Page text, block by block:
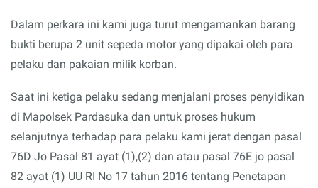
Dalam perkara ini kami juga turut mengamankan barang
bukti berupa 2 unit sepeda motor yang dipakai oleh para
pelaku dan pakaian milik korban.
Saat ini ketiga pelaku sedang menjalani proses penyidikan
di Mapolsek Pardasuka dan untuk proses hukum
selanjutnya terhadap para pelaku kami jerat dengan pasal
76D Jo Pasal 81 ayat (1),(2) dan atau pasal 76E jo pasal
82 ayat (1) UU RI No 17 tahun 2016 tentang Penetapan